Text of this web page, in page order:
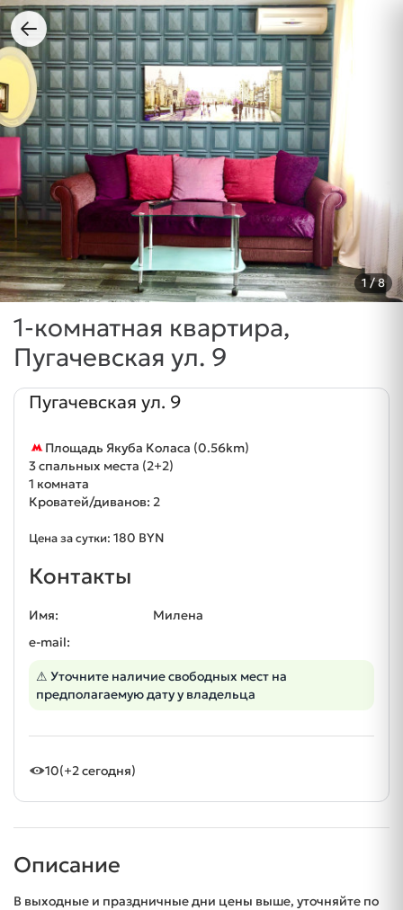
1 / 8
1-комнатная квартира,
Пугачевская ул. 9
Пугачевская ул. 9
Площадь Якуба Коласа (0.56km)
3 спальных места (2+2)
1 комната
Кроватей/диванов: 2
Цена за сутки: 180 BYN
Контакты
Имя:
Милена
e-mail:
⚠ Уточните наличие свободных мест на
предполагаемую дату у владельца
10(+2 сегодня)
Описание
В выходные и праздничные дни цены выше, уточняйте по